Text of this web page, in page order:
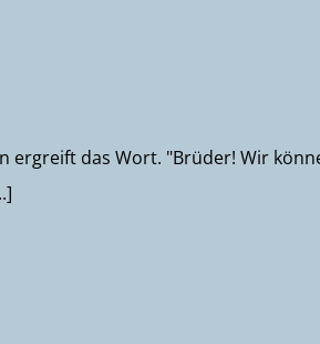
ergreift das Wort. "Brüder! Wir